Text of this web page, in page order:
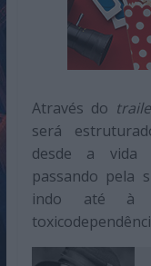
Através do
será
desde a vida
passando pela
indo até à